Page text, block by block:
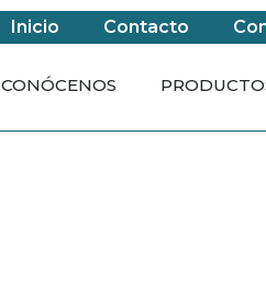
Inicio Contacto
CONÓCENOS